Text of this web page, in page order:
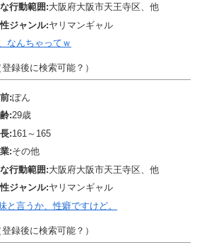
行動範囲:大阪府大阪市天王寺区、他
ジャンル:ヤリマンギャル
なんちゃってｗ
録後に検索可能？）
:ぽん
:29歳
:161～165
:その他
行動範囲:大阪府大阪市天王寺区、他
ジャンル:ヤリマンギャル
と言うか、性癖ですけど。
録後に検索可能？）